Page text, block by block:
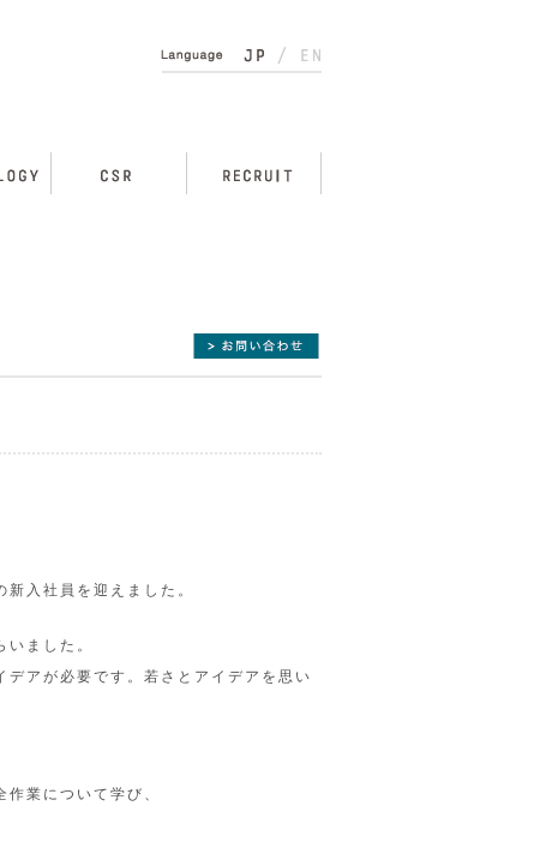
入社員を迎えました。
ました。
アが必要です。若さとアイデアを思い
業について学び、